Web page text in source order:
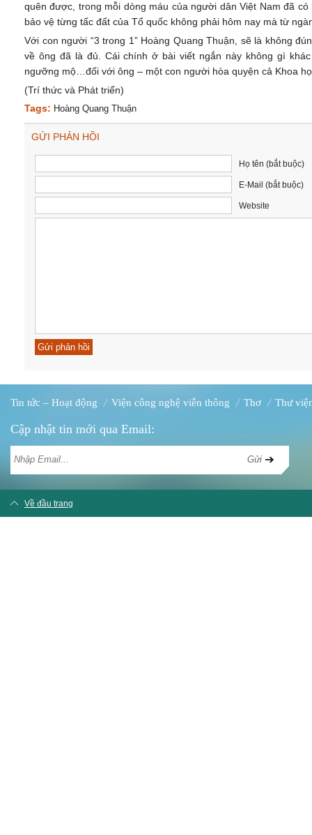
quên được, trong mỗi dòng máu của người dân Việt Nam đã
bảo vệ từng tấc đất của Tổ quốc không phải hôm nay mà từ
Với con người “3 trong 1” Hoàng Quang Thuận, sẽ là không
về ông đã là đủ. Cái chính ở bài viết ngắn này không gì
ngưỡng mộ…đối với ông – một con người hòa quyện cả Khoa
(Trí thức và Phát triển)
Tags: Hoàng Quang Thuận
GỬI PHẢN HỒI
Họ tên (bắt buộc)
E-Mail (bắt buộc)
Website
Tin tức – Hoạt động Viện công nghệ viễn thông Thơ Thư
Cập nhật tin mới qua Email:
Về đầu trang